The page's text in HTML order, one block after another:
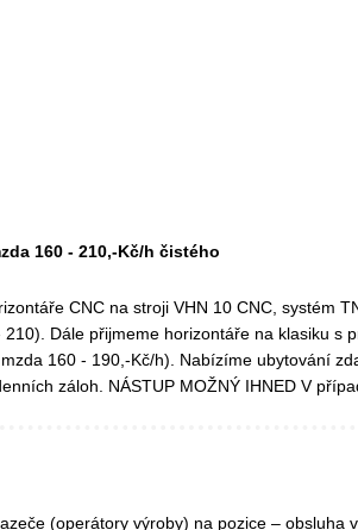
160 - 210,-Kč/h čistého
CNC na stroji VHN 10 CNC, systém
Dále přijmeme horizontáře na klasiku s
160 - 190,-Kč/h). Nabízíme ubytování
záloh. NÁSTUP MOŽNÝ IHNED V
(operátory výroby) na pozice – obsluha